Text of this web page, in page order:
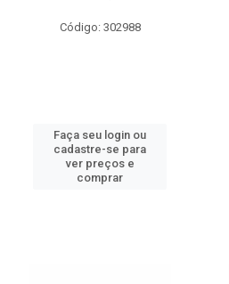
Código: 302988
Faça seu login ou
cadastre-se para
ver preços e
comprar